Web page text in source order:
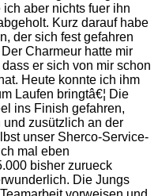
aber nichts fuer ihn
Kurz darauf habe
der sich fest gefahren
Charmeur hatte mir
er sich von mir schon
Heute konnte ich ihm
Laufen bringtâ€¦ Die
ins Finish gefahren,
zusützlich an der
unser Sherco-Service-
mal eben
bisher zurueck
Die Jungs